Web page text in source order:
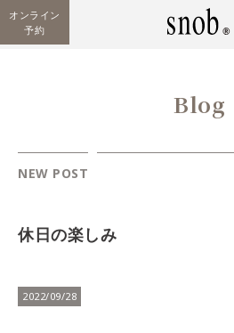
オンライン
予約
Blog
NEW POST
休日の楽しみ
2022/09/28